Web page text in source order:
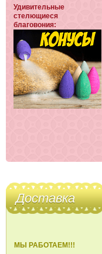
Удивительные
стелющиеся
благовония:
Доставка
МЫ РАБОТАЕМ!!!